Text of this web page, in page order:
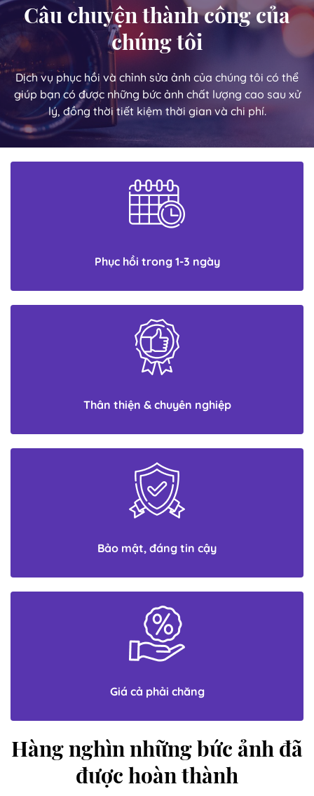
Câu chuyện thành công của
chúng tôi
Dịch vụ phục hồi và chỉnh sửa ảnh của chúng tôi có thể
giúp bạn có được những bức ảnh chất lượng cao sau xử
lý, đồng thời tiết kiệm thời gian và chi phí.
Phục hồi trong 1-3 ngày
Thân thiện & chuyên nghiệp
Bảo mật, đáng tin cậy
Giá cả phải chăng
Hàng nghìn những bức ảnh đã
được hoàn thành